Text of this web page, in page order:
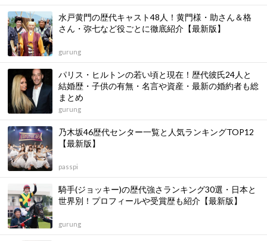
水戸黄門の歴代キャスト48人！黄門様・助さん＆格
さん・弥七など役ごとに徹底紹介【最新版】
gurung
パリス・ヒルトンの若い頃と現在！歴代彼氏24人と
結婚歴・子供の有無・名言や資産・最新の婚約者も総
まとめ
gurung
乃木坂46歴代センター一覧と人気ランキングTOP12
【最新版】
passpi
騎手(ジョッキー)の歴代強さランキング30選・日本と
世界別！プロフィールや受賞歴も紹介【最新版】
gurung